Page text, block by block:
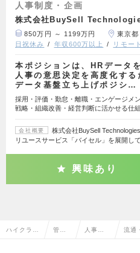
人事制度・企画
株式会社BuySell
850万円 ～ 1199万円 東京都
日祝休み
年収600万以上 リモー
本ポジションは、HRデータ
人事の意思決定を高度化する
データ基盤立ち上げポジシ…
採用・評価・勤怠・離職・エンゲージメ
戦略・組織改善・経営判断に活かせる仕
会社概要
株式会社BuySell
リユースサービス「バイセル」を展開し
興味あり
ハイクラス 管理 人事制 流通